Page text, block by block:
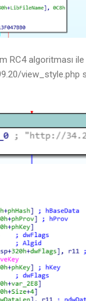
RC4 algoritması
view_style.php